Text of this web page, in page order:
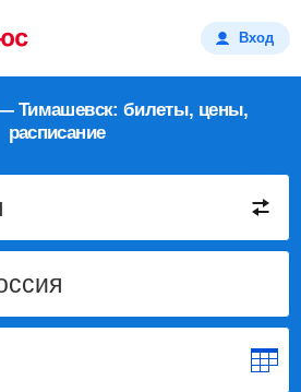
Вход
Тимашевск: билеты, цены,
расписание